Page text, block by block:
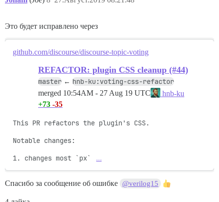
Это будет исправлено через
github.com/discourse/discourse-topic-voting
REFACTOR: plugin CSS cleanup (#44)
master ← hnb-ku:voting-css-refactor
merged 10:54AM - 27 Aug 19 UTC
hnb-ku
+73 -35
This PR refactors the plugin's CSS.
Notable changes:
1. changes most `px`
…
Спасибо за сообщение об ошибке @verilog15